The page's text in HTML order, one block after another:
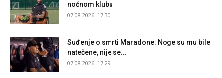
noćnom klubu
07.08.2026. 17:30
Suđenje o smrti Maradone: Noge su mu bile
natečene, nije se...
07.08.2026. 17:29